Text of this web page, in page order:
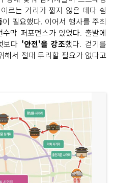
르는 거리가 짧지 않은 데다 쉼
이 필요했다. 이어서 행사를 주최
막 퍼포먼스가 있었다. 출발에
보다 '안전'을 강조했다. 걷기를
해서 절대 무리할 필요가 없다고